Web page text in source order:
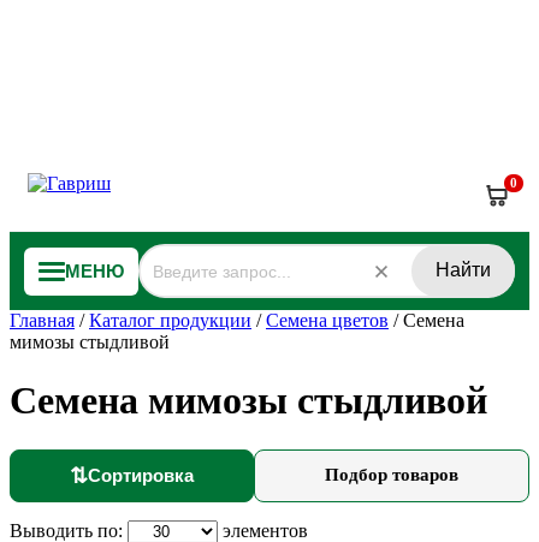
0
МЕНЮ Найти
Главная /Каталог продукции /Семена цветов /Семена
мимозы стыдливой
Семена мимозы стыдливой
⇅Сортировка Подбор товаров
Выводить по: элементов